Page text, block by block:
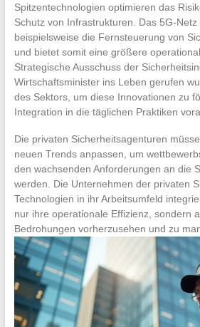
Spitzentechnologien optimieren das
Schutz von Infrastrukturen. Das 5G-
beispielsweise die Fernsteuerung von
und bietet somit eine größere
Strategische Ausschuss der
Wirtschaftsminister ins Leben gerufen
des Sektors, um diese Innovationen zu
Integration in die täglichen Praktiken
Die privaten Sicherheitsagenturen
neuen Trends anpassen, um
den wachsenden Anforderungen an die
werden. Die Unternehmen der privaten
Technologien in ihr Arbeitsumfeld
nur ihre operationale Effizienz, sondern
Bedrohungen vorherzusehen und zu